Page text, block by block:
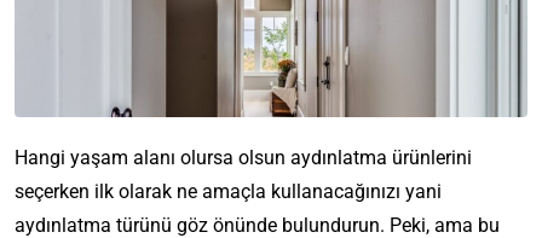
Hangi yaşam alanı olursa olsun aydınlatma ürünlerini
seçerken ilk olarak ne amaçla kullanacağınızı yani
aydınlatma türünü göz önünde bulundurun. Peki, ama bu